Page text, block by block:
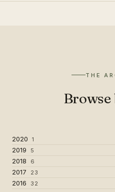
THE
Browse
2020 1
2019 5
2018 6
2017 23
2016 32